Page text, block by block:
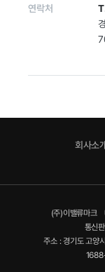
연락처
회사소
(주)이밸류마크
통신
주소 : 경기도 고